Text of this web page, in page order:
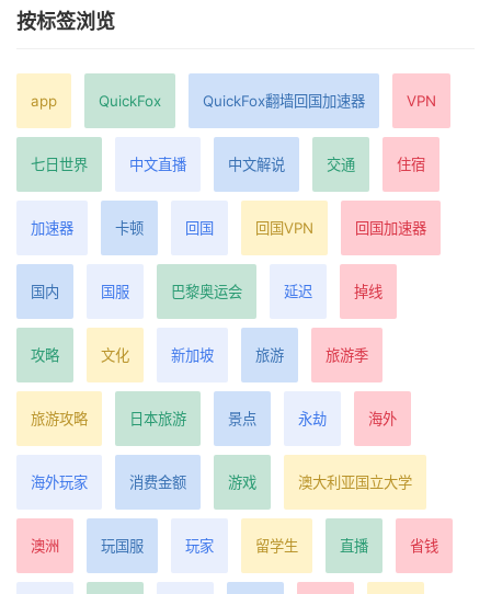
按标签浏览
app QuickFox QuickFox翻墙回国加速器 VPN
七日世界 中文直播 中文解说 交通 住宿
加速器 卡顿 回国 回国VPN 回国加速器
国内 国服 巴黎奥运会 延迟 掉线
攻略 文化 新加坡 旅游 旅游季
旅游攻略 日本旅游 景点 永劫 海外
海外玩家 消费金额 游戏 澳大利亚国立大学
澳洲 玩国服 玩家 留学生 直播 省钱